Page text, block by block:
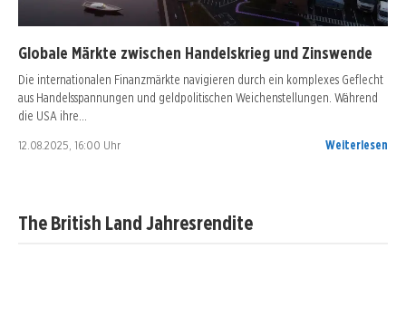
Globale Märkte zwischen Handelskrieg und Zinswende
Die internationalen Finanzmärkte navigieren durch ein komplexes Geflecht
aus Handelsspannungen und geldpolitischen Weichenstellungen. Während
die USA ihre…
12.08.2025, 16:00 Uhr Weiterlesen
The British Land Jahresrendite